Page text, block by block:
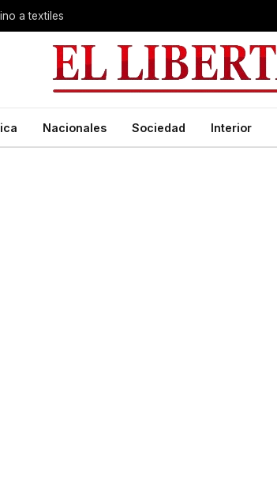
a textiles
Nacionales Sociedad Interior